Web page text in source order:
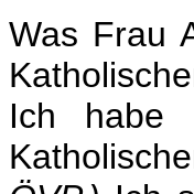
Was Frau
Ich habe